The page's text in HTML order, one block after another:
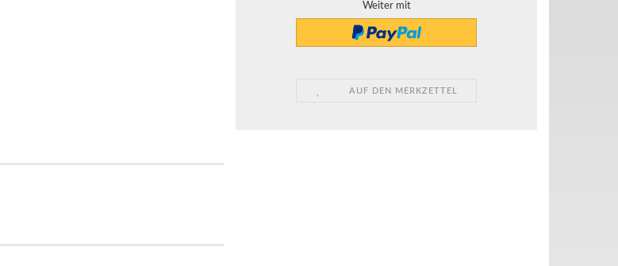
Weiter mit
AUF DEN MERKZETTEL